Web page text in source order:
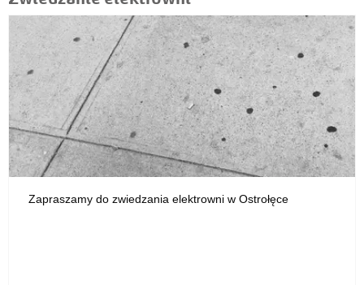
Zapraszamy do zwiedzania elektrowni w Ostrołęce